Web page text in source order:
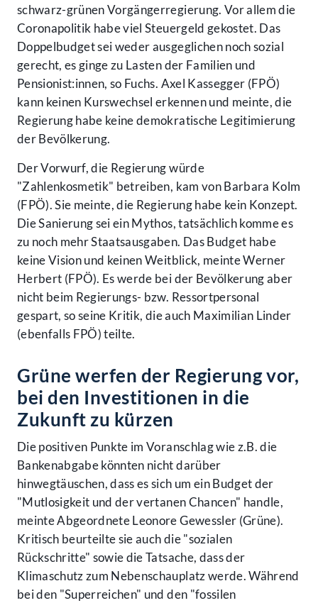
schwarz-grünen Vorgängerregierung. Vor allem die
Coronapolitik habe viel Steuergeld gekostet. Das
Doppelbudget sei weder ausgeglichen noch sozial
gerecht, es ginge zu Lasten der Familien und
Pensionist:innen, so Fuchs. Axel Kassegger (FPÖ)
kann keinen Kurswechsel erkennen und meinte, die
Regierung habe keine demokratische Legitimierung
der Bevölkerung.
Der Vorwurf, die Regierung würde
"Zahlenkosmetik" betreiben, kam von Barbara Kolm
(FPÖ). Sie meinte, die Regierung habe kein Konzept.
Die Sanierung sei ein Mythos, tatsächlich komme es
zu noch mehr Staatsausgaben. Das Budget habe
keine Vision und keinen Weitblick, meinte Werner
Herbert (FPÖ). Es werde bei der Bevölkerung aber
nicht beim Regierungs- bzw. Ressortpersonal
gespart, so seine Kritik, die auch Maximilian Linder
(ebenfalls FPÖ) teilte.
Grüne werfen der Regierung vor,
bei den Investitionen in die
Zukunft zu kürzen
Die positiven Punkte im Voranschlag wie z.B. die
Bankenabgabe könnten nicht darüber
hinwegtäuschen, dass es sich um ein Budget der
"Mutlosigkeit und der vertanen Chancen" handle,
meinte Abgeordnete Leonore Gewessler (Grüne).
Kritisch beurteilte sie auch die "sozialen
Rückschritte" sowie die Tatsache, dass der
Klimaschutz zum Nebenschauplatz werde. Während
bei den "Superreichen" und den "fossilen